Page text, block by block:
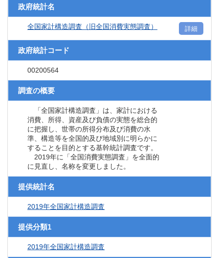
政府統計名
全国家計構造調査（旧全国消費実態調査） 詳細
政府統計コード
00200564
調査の概要
「全国家計構造調査」は、家計における
消費、所得、資産及び負債の実態を総合的
に把握し、世帯の所得分布及び消費の水
準、構造等を全国的及び地域別に明らかに
することを目的とする基幹統計調査です。
2019年に「全国消費実態調査」を全面的
に見直し、名称を変更しました。
提供統計名
2019年全国家計構造調査
提供分類1
2019年全国家計構造調査